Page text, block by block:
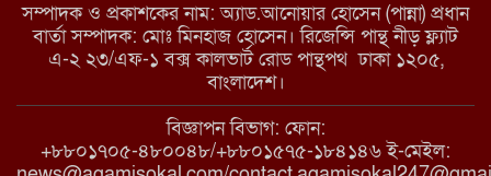
মাধবপুরে কমিউনিটি ক্লিনিকে
অনিয়মের অভিযোগ
সম্পাদক ও প্রকাশকের নাম: অ্যাড.আনোয়ার হোসেন (পান্না) প্রধান
বার্তা সম্পাদক: মোঃ মিনহাজ হোসেন। রিজেন্সি পান্থ নীড় ফ্ল্যাট
এ-২ ২৩/এফ-১ বক্স কালভার্ট রোড পান্থপথ ঢাকা ১২০৫,
বাংলাদেশ।
বিজ্ঞাপন বিভাগ: ফোন:
+৮৮০১৭০৫-৪৮০০৪৮/+৮৮০১৫৭৫-১৮৪১৪৬ ই-মেইল: